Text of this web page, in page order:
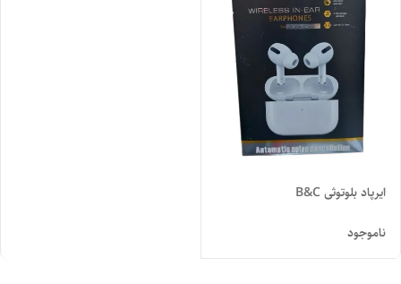
ایرپاد بلوتوثی B&C
ناموجود